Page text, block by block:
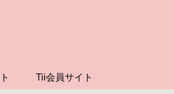
Tii会員サイト